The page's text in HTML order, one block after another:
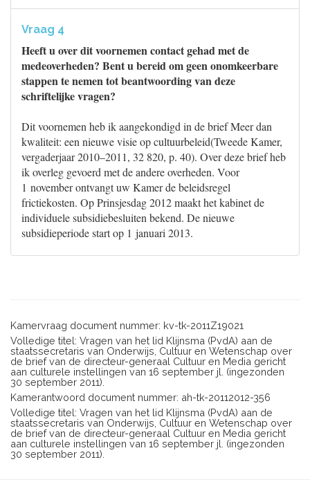
Vraag 4
Heeft u over dit voornemen contact gehad met de
medeoverheden? Bent u bereid om geen onomkeerbare
stappen te nemen tot beantwoording van deze
schriftelijke vragen?
Dit voornemen heb ik aangekondigd in de brief Meer dan
kwaliteit: een nieuwe visie op cultuurbeleid(Tweede Kamer,
vergaderjaar 2010–2011, 32 820, p. 40). Over deze brief heb
ik overleg gevoerd met de andere overheden. Voor
1 november ontvangt uw Kamer de beleidsregel
frictiekosten. Op Prinsjesdag 2012 maakt het kabinet de
individuele subsidiebesluiten bekend. De nieuwe
subsidieperiode start op 1 januari 2013.
Kamervraag document nummer: kv-tk-2011Z19021
Volledige titel: Vragen van het lid Klijnsma (PvdA) aan de
staatssecretaris van Onderwijs, Cultuur en Wetenschap over
de brief van de directeur-generaal Cultuur en Media gericht
aan culturele instellingen van 16 september jl. (ingezonden
30 september 2011).
Kamerantwoord document nummer: ah-tk-20112012-356
Volledige titel: Vragen van het lid Klijnsma (PvdA) aan de
staatssecretaris van Onderwijs, Cultuur en Wetenschap over
de brief van de directeur-generaal Cultuur en Media gericht
aan culturele instellingen van 16 september jl. (ingezonden
30 september 2011).